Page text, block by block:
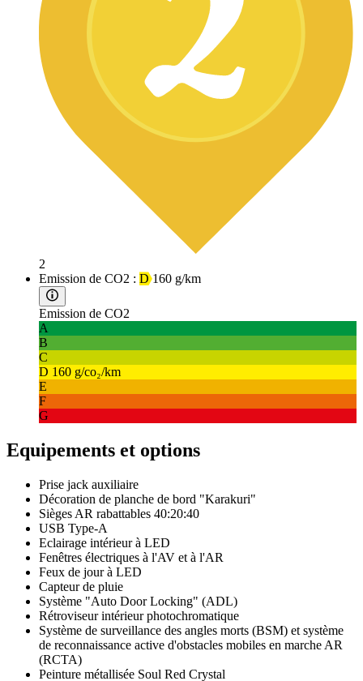
2
Emission de CO2 : D160 g/km
Emission de CO2
A
B
C
D 160 g/co₂/km
E
F
G
Equipements et options
Prise jack auxiliaire
Décoration de planche de bord "Karakuri"
Sièges AR rabattables 40:20:40
USB Type-A
Eclairage intérieur à LED
Fenêtres électriques à l'AV et à l'AR
Feux de jour à LED
Capteur de pluie
Système "Auto Door Locking" (ADL)
Rétroviseur intérieur photochromatique
Système de surveillance des angles morts (BSM) et système
de reconnaissance active d'obstacles mobiles en marche AR
(RCTA)
Peinture métallisée Soul Red Crystal